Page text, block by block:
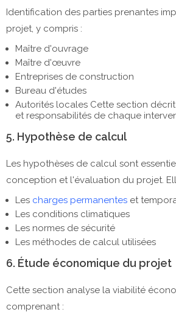
Identification des parties prenantes
projet, y compris :
Maître d'ouvrage
Maître d'œuvre
Entreprises de construction
Bureau d'études
Autorités locales Cette section
et responsabilités de chaque
5. Hypothèse de calcul
Les hypothèses de calcul sont
conception et l'évaluation du projet.
Les charges permanentes et
Les conditions climatiques
Les normes de sécurité
Les méthodes de calcul utilisées
6. Étude économique du projet
Cette section analyse la viabilité
comprenant :